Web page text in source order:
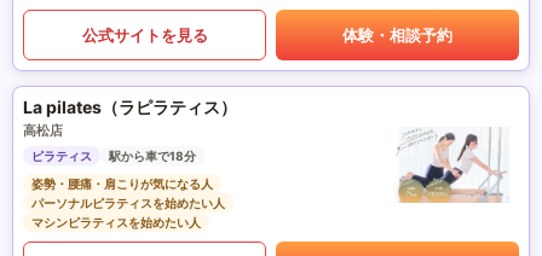
公式サイトを見る 体験・相談予約
La pilates（ラピラティス）
高松店
ピラティス
駅から車で18分
姿勢・腰痛・肩こりが気になる人
パーソナルピラティスを始めたい人
マシンピラティスを始めたい人